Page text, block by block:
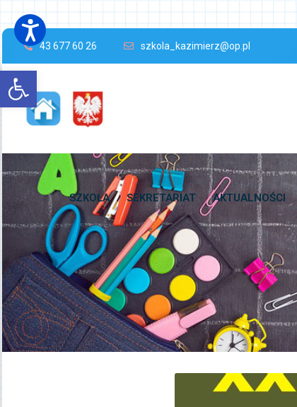
Open toolbar
43 677 60 26 szkola_kazimierz@op.pl
SZKOŁA SEKRETARIAT AKTUALNOŚCI